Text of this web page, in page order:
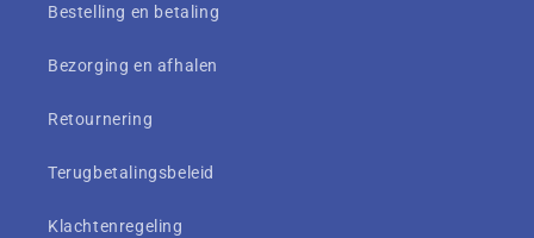
Bestelling en betaling
Bezorging en afhalen
Retournering
Terugbetalingsbeleid
Klachtenregeling